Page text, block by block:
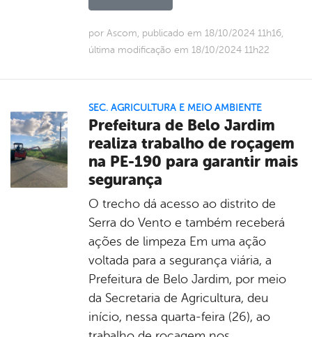
por Ascom, publicado em 18/10/2024 11h16,
última modificação em 18/10/2024 11h22
SEC. AGRICULTURA E MEIO AMBIENTE
Prefeitura de Belo Jardim
realiza trabalho de roçagem
na PE-190 para garantir mais
segurança
O trecho dá acesso ao distrito de
Serra do Vento e também receberá
ações de limpeza Em uma ação
voltada para a segurança viária, a
Prefeitura de Belo Jardim, por meio
da Secretaria de Agricultura, deu
início, nessa quarta-feira (26), ao